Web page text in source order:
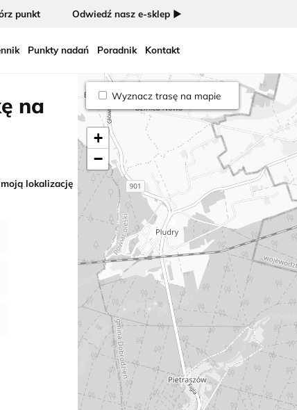
punkt Odwiedź nasz e-sklep ►
Punkty nadań Poradnik Kontakt
na
lokalizację
Wyznacz trasę na mapie
+
−